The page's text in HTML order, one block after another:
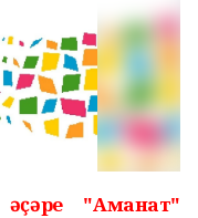
"Аманат"